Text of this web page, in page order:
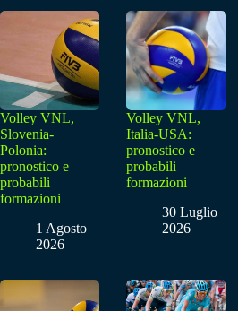
Volley VNL,
Slovenia-
Polonia:
pronostico e
probabili
formazioni
1 Agosto
2026
Volley VNL,
Italia-USA:
pronostico e
probabili
formazioni
30 Luglio
2026